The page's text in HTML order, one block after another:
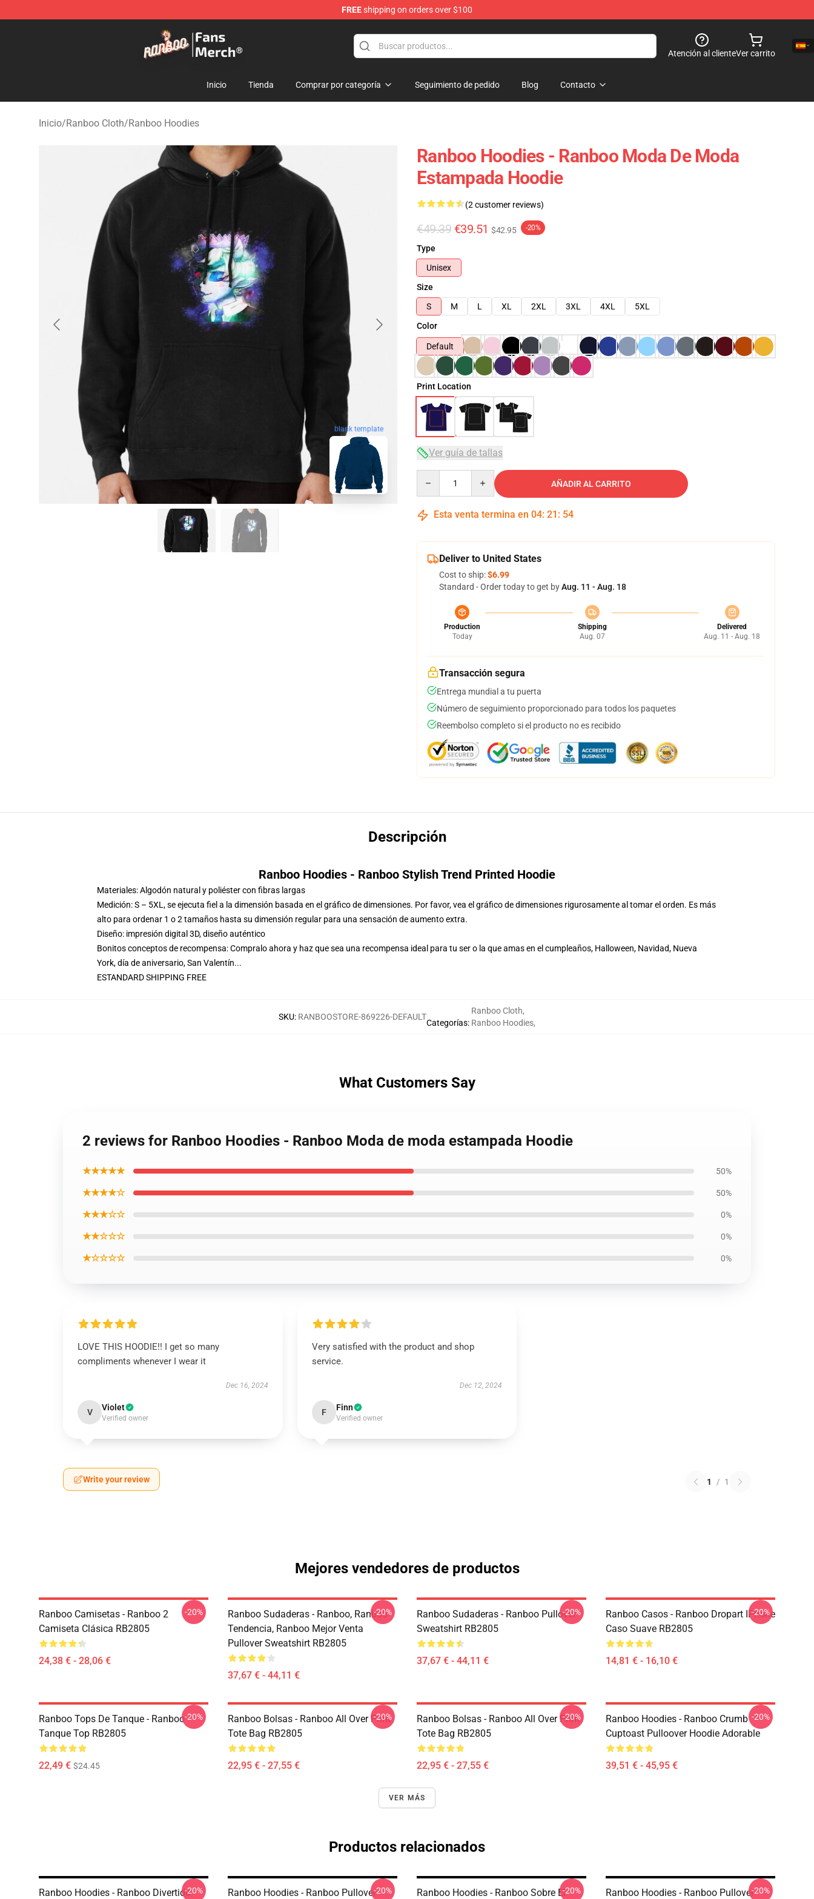
FREEshipping on orders over $100
Ranboo Store - Official Ranboo Merchandise Shop
Atención al clienteVer carrito
Inicio Tienda Comprar por categoría Seguimiento de pedido Blog Contacto
Inicio/Ranboo Cloth/Ranboo Hoodies
blank template
Ranboo Hoodies - Ranboo Moda De Moda
Estampada Hoodie
(2 customer reviews)
€49.39 €39.51 $42.95 -20%
Type
Unisex
Size
S
M L XL 2XL 3XL 4XL
5XL
Color
Default
Print Location
Ver guía de tallas
AÑADIR AL CARRITO
Esta venta termina en 04: 21 : 53
Deliver to United States
Cost to ship:$6.99
Standard - Order today to get byAug. 11 - Aug. 18
Production
Today
Shipping
Aug. 07
Delivered
Aug. 11 - Aug. 18
Transacción segura
Entrega mundial a tu puerta
Número de seguimiento proporcionado para todos los paquetes
Reembolso completo si el producto no es recibido
Descripción
Ranboo Hoodies - Ranboo Stylish Trend Printed Hoodie
Materiales: Algodón natural y poliéster con fibras largas
Medición: S – 5XL, se ejecuta fiel a la dimensión basada en el gráfico de dimensiones. Por favor, vea el gráfico de dimensiones rigurosamente al tomar el orden. Es más
alto para ordenar 1 o 2 tamaños hasta su dimensión regular para una sensación de aumento extra.
Diseño: impresión digital 3D, diseño auténtico
Bonitos conceptos de recompensa: Compralo ahora y haz que sea una recompensa ideal para tu ser o la que amas en el cumpleaños, Halloween, Navidad, Nueva
York, día de aniversario, San Valentín...
ESTANDARD SHIPPING FREE
SKU: RANBOOSTORE-869226-DEFAULT
Categorías:
Ranboo Cloth,
Ranboo Hoodies,
What Customers Say
2 reviews for Ranboo Hoodies - Ranboo Moda de moda estampada Hoodie
★★★★★ 50%
★★★★☆ 50%
★★★☆☆ 0%
★★☆☆☆ 0%
★☆☆☆☆ 0%
LOVE THIS HOODIE!! I get so many
compliments whenever I wear it
Dec 16, 2024
V Violet
Verified owner
Very satisfied with the product and shop
service.
Dec 12, 2024
F Finn
Verified owner
Write your review 1 / 1
Mejores vendedores de productos
Ranboo Camisetas - Ranboo 2
Camiseta Clásica RB2805
24,38 € - 28,06 €
-20%
Ranboo Sudaderas - Ranboo, Ranboo
Tendencia, Ranboo Mejor Venta
Pullover Sweatshirt RB2805
37,67 € - 44,11 €
-20%
Ranboo Sudaderas - Ranboo Pullover
Sweatshirt RB2805
37,67 € - 44,11 €
-20%
Ranboo Casos - Ranboo Dropart IPhone
Caso Suave RB2805
14,81 € - 16,10 €
-20%
Ranboo Tops De Tanque - Ranboo
Tanque Top RB2805
22,49 € $24.45
-20%
Ranboo Bolsas - Ranboo All Over Print
Tote Bag RB2805
22,95 € - 27,55 €
-20%
Ranboo Bolsas - Ranboo All Over Print
Tote Bag RB2805
22,95 € - 27,55 €
-20%
Ranboo Hoodies - Ranboo Crumb
Cuptoast Pulloover Hoodie Adorable
39,51 € - 45,95 €
-20%
VER MÁS
Productos relacionados
Ranboo Hoodies - Ranboo Divertido-20%
Ranboo Hoodies - Ranboo Pullover-20%
Ranboo Hoodies - Ranboo Sobre El-20%
Ranboo Hoodies - Ranboo Pullover-20%